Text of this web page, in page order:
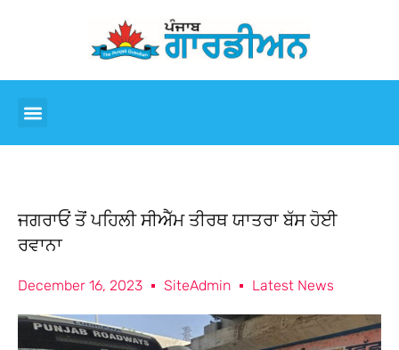
ਜਗਰਾਓਂ ਤੋਂ ਪਹਿਲੀ ਸੀਐੱਮ ਤੀਰਥ ਯਾਤਰਾ ਬੱਸ ਹੋਈ
ਰਵਾਨਾ
December 16, 2023 SiteAdmin Latest News